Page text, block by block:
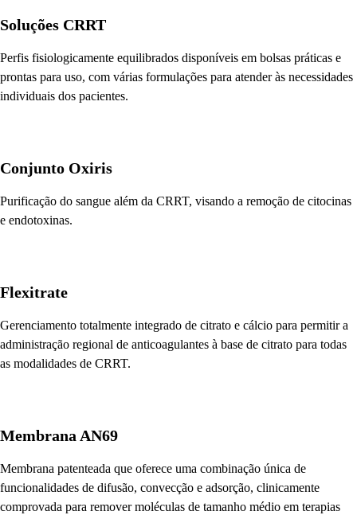
Soluções CRRT
Perfis fisiologicamente equilibrados disponíveis em bolsas práticas e
prontas para uso, com várias formulações para atender às necessidades
individuais dos pacientes.
Conjunto Oxiris
Purificação do sangue além da CRRT, visando a remoção de citocinas
e endotoxinas.
Flexitrate
Gerenciamento totalmente integrado de citrato e cálcio para permitir a
administração regional de anticoagulantes à base de citrato para todas
as modalidades de CRRT.
Membrana AN69
Membrana patenteada que oferece uma combinação única de
funcionalidades de difusão, convecção e adsorção, clinicamente
comprovada para remover moléculas de tamanho médio em terapias